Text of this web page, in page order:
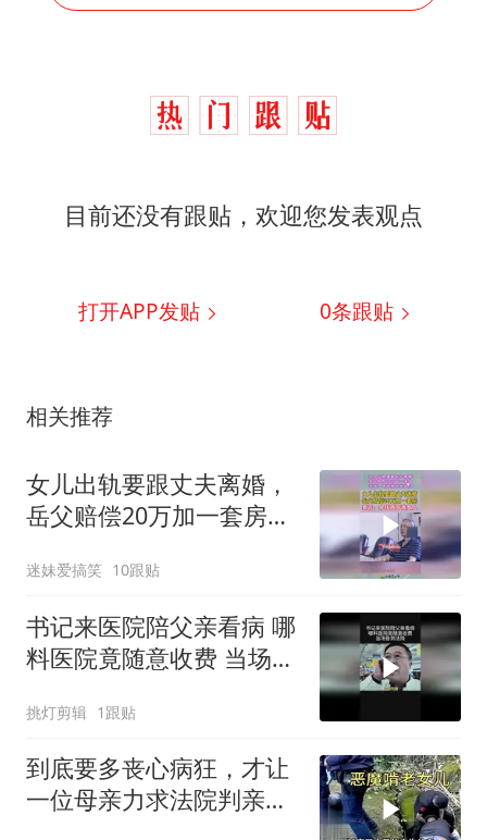
目前还没有跟贴，欢迎您发表观点
打开APP发贴 0条跟贴
相关推荐
女儿出轨要跟丈夫离婚，
岳父赔偿20万加一套房，
迷妹爱搞笑 10跟贴
书记来医院陪父亲看病 哪
料医院竟随意收费 当场告
挑灯剪辑 1跟贴
到底要多丧心病狂，才让
一位母亲力求法院判亲女